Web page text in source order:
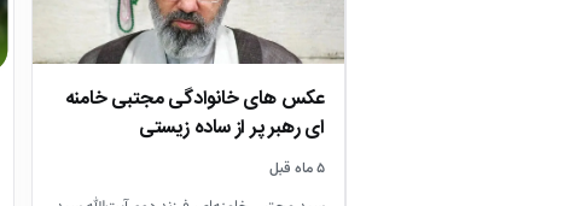
عکس های خانوادگی مجتبی خامنه
ای رهبر پر از ساده زیستی
۵ ماه قبل